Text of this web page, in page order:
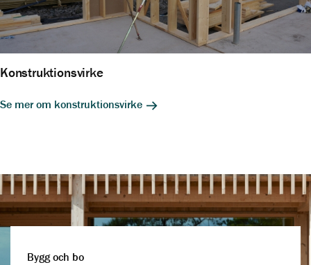
Konstruktionsvirke
Se mer om konstruktionsvirke
Bygg och bo